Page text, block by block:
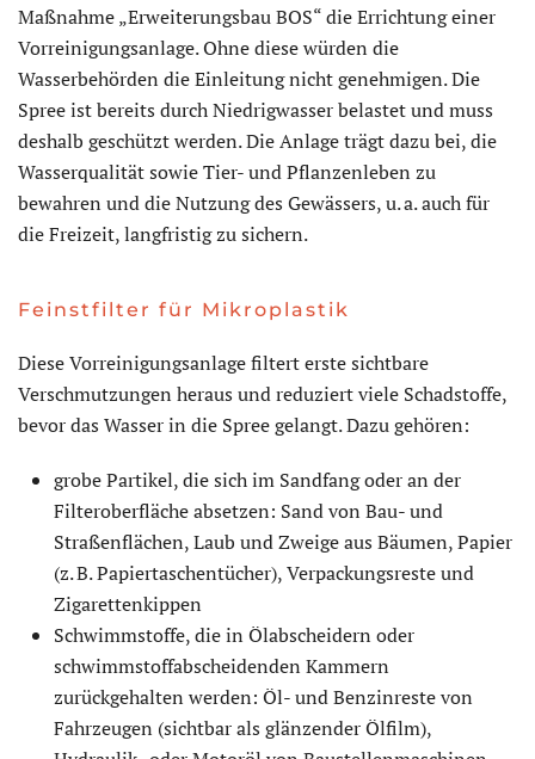
Maßnahme „Erweiterungsbau BOS“ die Errichtung einer
Vorreinigungsanlage. Ohne diese würden die
Wasserbehörden die Einleitung nicht genehmigen. Die
Spree ist bereits durch Niedrigwasser belastet und muss
deshalb geschützt werden. Die Anlage trägt dazu bei, die
Wasserqualität sowie Tier- und Pflanzenleben zu
bewahren und die Nutzung des Gewässers, u. a. auch für
die Freizeit, langfristig zu sichern.
Feinstfilter für Mikroplastik
Diese Vorreinigungsanlage filtert erste sichtbare
Verschmutzungen heraus und reduziert viele Schadstoffe,
bevor das Wasser in die Spree gelangt. Dazu gehören:
grobe Partikel, die sich im Sandfang oder an der
Filteroberfläche absetzen: Sand von Bau- und
Straßenflächen, Laub und Zweige aus Bäumen, Papier
(z. B. Papiertaschentücher), Verpackungsreste und
Zigarettenkippen
Schwimmstoffe, die in Ölabscheidern oder
schwimmstoffabscheidenden Kammern
zurückgehalten werden: Öl- und Benzinreste von
Fahrzeugen (sichtbar als glänzender Ölfilm),